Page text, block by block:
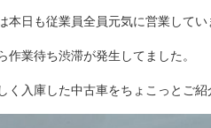
本日も従業員全員元気に営業してい
作業待ち渋滞が発生してました。
く入庫した中古車をちょこっとご紹